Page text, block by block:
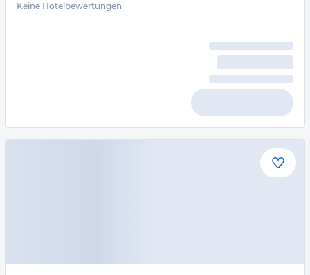
Keine Hotelbewertungen